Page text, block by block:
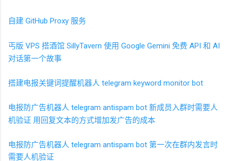
自建 GitHub Proxy 服务
丐版 VPS 搭酒馆 SillyTavern 使用 Google Gemini 免费 API 和 AI
对话第一个故事
搭建电报关键词提醒机器人 telegram keyword monitor bot
电报防广告机器人 telegram antispam bot 新成员入群时需要人
机验证 用回复文本的方式增加发广告的成本
电报防广告机器人 telegram antispam bot 第一次在群内发言时
需要人机验证